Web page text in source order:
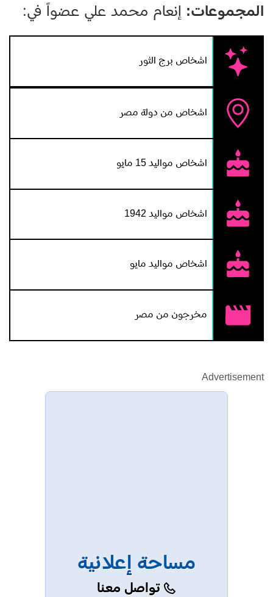
المجموعات: إنعام محمد علي عضواً في:
اشخاص برج الثور
اشخاص من دولة مصر
اشخاص مواليد 15 مايو
اشخاص مواليد 1942
اشخاص مواليد مايو
مخرجون من مصر
Advertisement
مساحة إعلانية
تواصل معنا